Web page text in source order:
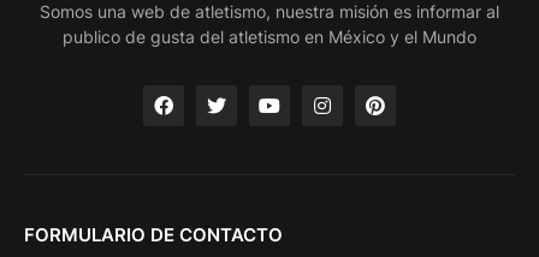
Somos una web de atletismo, nuestra misión es informar al
publico de gusta del atletismo en México y el Mundo
FORMULARIO DE CONTACTO